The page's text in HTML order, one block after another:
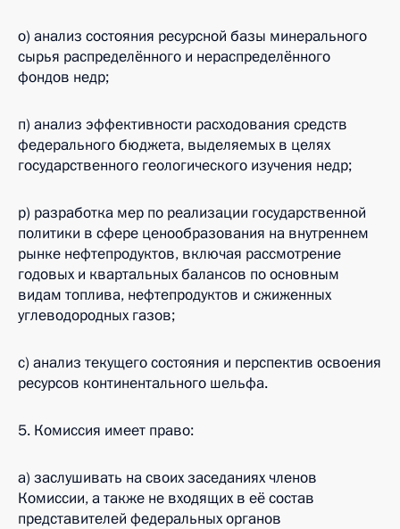
о) анализ состояния ресурсной базы минерального
сырья распределённого и нераспределённого
фондов недр;
п) анализ эффективности расходования средств
федерального бюджета, выделяемых в целях
государственного геологического изучения недр;
р) разработка мер по реализации государственной
политики в сфере ценообразования на внутреннем
рынке нефтепродуктов, включая рассмотрение
годовых и квартальных балансов по основным
видам топлива, нефтепродуктов и сжиженных
углеводородных газов;
с) анализ текущего состояния и перспектив освоения
ресурсов континентального шельфа.
5. Комиссия имеет право:
а) заслушивать на своих заседаниях членов
Комиссии, а также не входящих в её состав
представителей федеральных органов